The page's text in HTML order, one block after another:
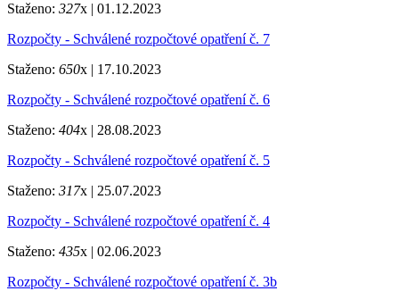
Staženo: 327x | 01.12.2023
Rozpočty - Schválené rozpočtové opatření č. 7
Staženo: 650x | 17.10.2023
Rozpočty - Schválené rozpočtové opatření č. 6
Staženo: 404x | 28.08.2023
Rozpočty - Schválené rozpočtové opatření č. 5
Staženo: 317x | 25.07.2023
Rozpočty - Schválené rozpočtové opatření č. 4
Staženo: 435x | 02.06.2023
Rozpočty - Schválené rozpočtové opatření č. 3b